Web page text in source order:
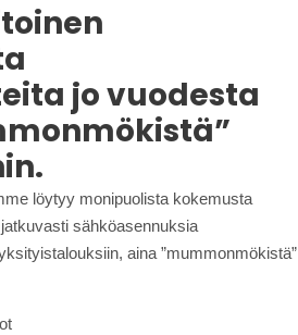
jo vuodesta
löytyy monipuolista kokemusta
sähköasennuksia
aina ”mummonmökistä”